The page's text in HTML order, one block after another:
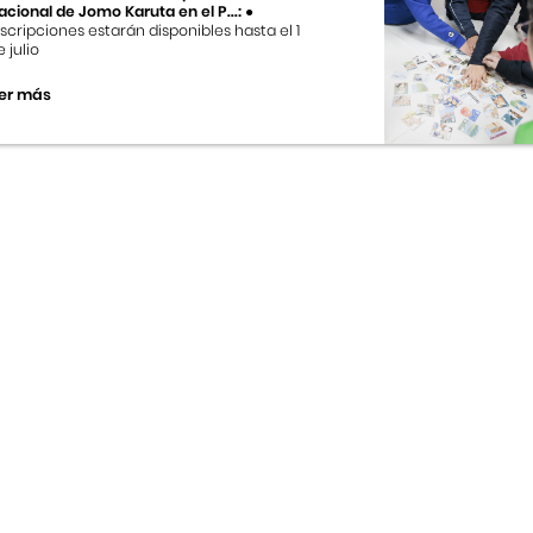
de Jomo Karuta en el P...: ●
estarán disponibles hasta el 1
julio
más